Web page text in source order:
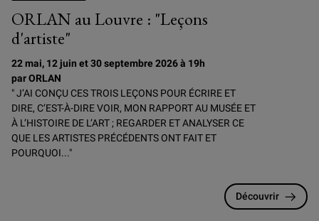
ORLAN au Louvre : "Leçons
d'artiste"
22 mai, 12 juin et 30 septembre 2026 à 19h
par ORLAN
" J’AI CONÇU CES TROIS LEÇONS POUR ÉCRIRE ET
DIRE, C’EST-À-DIRE VOIR, MON RAPPORT AU MUSÉE ET
À L’HISTOIRE DE L’ART ; REGARDER ET ANALYSER CE
QUE LES ARTISTES PRÉCÉDENTS ONT FAIT ET
POURQUOI..."
Découvrir